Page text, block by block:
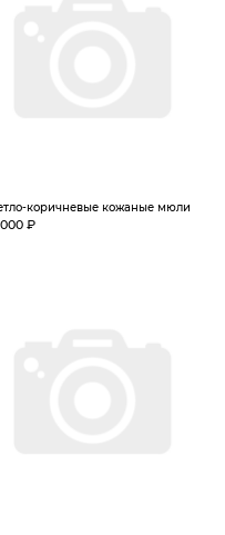
коричневые кожаные мюли
₽